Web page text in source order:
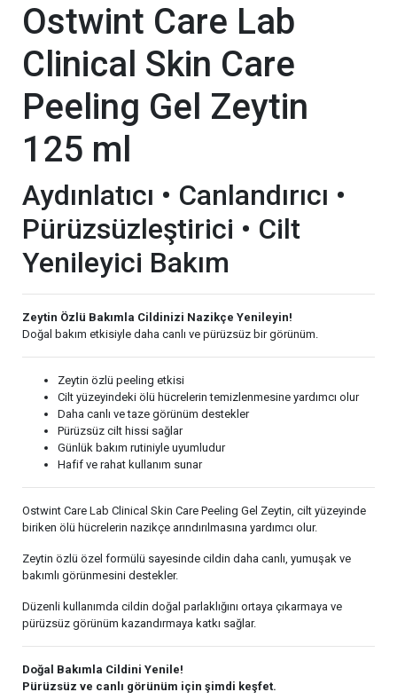
Ostwint Care Lab
Clinical Skin Care
Peeling Gel Zeytin
125 ml
Aydınlatıcı • Canlandırıcı •
Pürüzsüzleştirici • Cilt
Yenileyici Bakım
Zeytin Özlü Bakımla Cildinizi Nazikçe Yenileyin!
Doğal bakım etkisiyle daha canlı ve pürüzsüz bir görünüm.
Zeytin özlü peeling etkisi
Cilt yüzeyindeki ölü hücrelerin temizlenmesine yardımcı olur
Daha canlı ve taze görünüm destekler
Pürüzsüz cilt hissi sağlar
Günlük bakım rutiniyle uyumludur
Hafif ve rahat kullanım sunar
Ostwint Care Lab Clinical Skin Care Peeling Gel Zeytin, cilt yüzeyinde
biriken ölü hücrelerin nazikçe arındırılmasına yardımcı olur.
Zeytin özlü özel formülü sayesinde cildin daha canlı, yumuşak ve
bakımlı görünmesini destekler.
Düzenli kullanımda cildin doğal parlaklığını ortaya çıkarmaya ve
pürüzsüz görünüm kazandırmaya katkı sağlar.
Doğal Bakımla Cildini Yenile!
Pürüzsüz ve canlı görünüm için şimdi keşfet.